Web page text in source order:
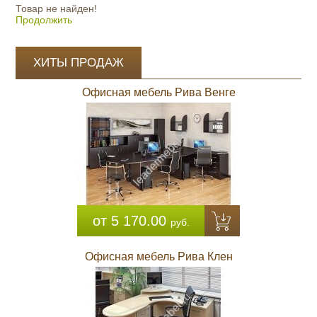
Товар не найден!
Продолжить
ХИТЫ ПРОДАЖ
Офисная мебель Рива Венге
от 5 170.00 руб.
Офисная мебель Рива Клен